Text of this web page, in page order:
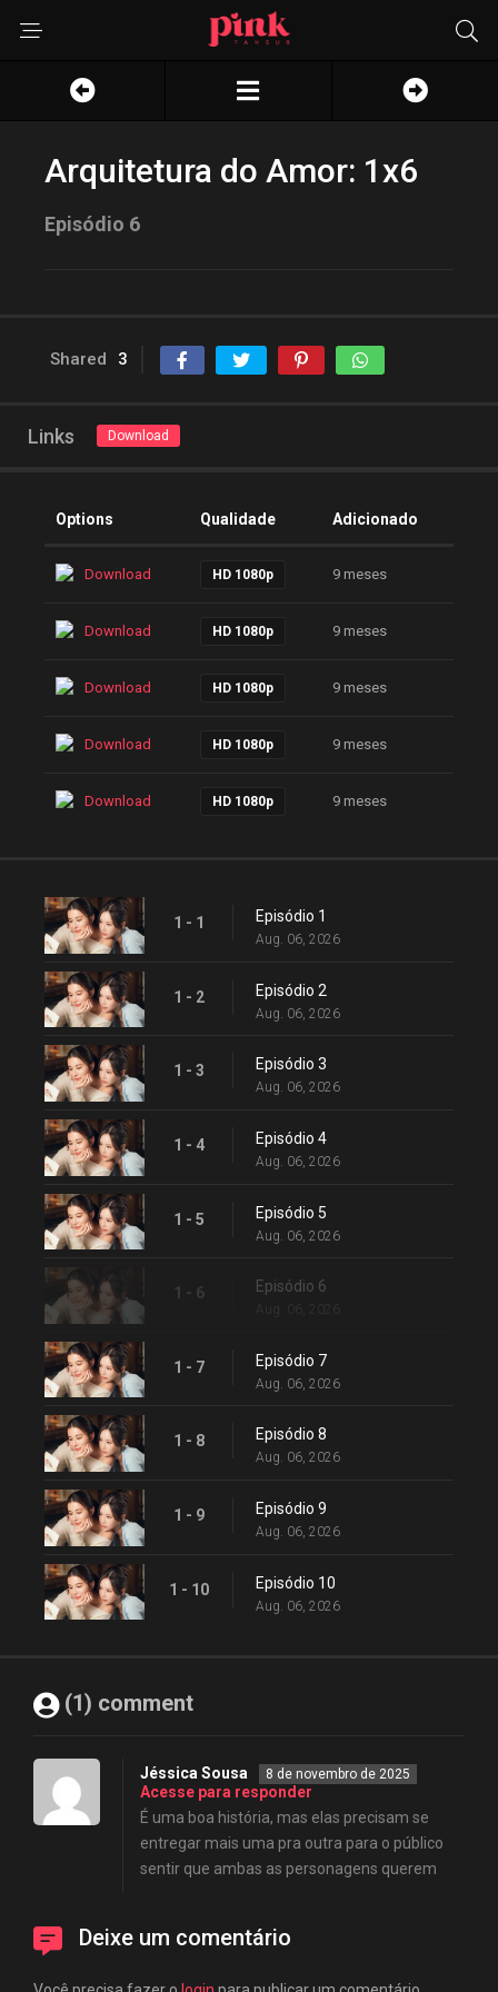
Arquitetura do Amor: 1x6
Episódio 6
Shared 3
Links Download
Options Qualidade Adicionado
Download HD 1080p 9 meses
Download HD 1080p 9 meses
Download HD 1080p 9 meses
Download HD 1080p 9 meses
Download HD 1080p 9 meses
1 - 1 Episódio 1
Aug. 06, 2026
1 - 2 Episódio 2
Aug. 06, 2026
1 - 3 Episódio 3
Aug. 06, 2026
1 - 4 Episódio 4
Aug. 06, 2026
1 - 5 Episódio 5
Aug. 06, 2026
1 - 6 Episódio 6
1 - 7 Episódio 7
Aug. 06, 2026
1 - 8 Episódio 8
Aug. 06, 2026
1 - 9 Episódio 9
Aug. 06, 2026
1 - 10 Episódio 10
Aug. 06, 2026
(1) comment
Jéssica Sousa 8 de novembro de 2025
Acesse para responder
É uma boa história, mas elas precisam se
entregar mais uma pra outra para o público
sentir que ambas as personagens querem
Deixe um comentário